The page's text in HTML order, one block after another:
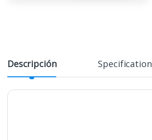
Descripción Specification